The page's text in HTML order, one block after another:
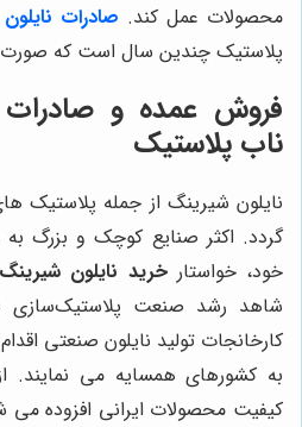
محصولات عمل کند. صادرات
پلاستیک چندین سال است که
فروش عمده و صادرات
ناب پلاستیک
نایلون شیرینگ از جمله پلاستیک
گردد. اکثر صنایع کوچک و بزرگ
خود، خواستارخرید نایلون شیرینگ
شاهد رشد صنعت پلاستیک‌سازی
کارخانجات تولید نایلون صنعتی
به کشورهای همسایه می نمایند.
کیفیت محصولات ایرانی افزوده